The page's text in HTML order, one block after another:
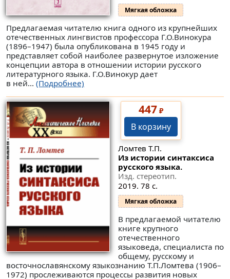
Мягкая обложка
Предлагаемая читателю книга одного из крупнейших
отечественных лингвистов профессора Г.О.Винокура
(1896–1947) была опубликована в 1945 году и
представляет собой наиболее развернутое изложение
концепции автора в отношении истории русского
литературного языка. Г.О.Винокур дает
в ней... (Подробнее)
447₽
В корзину
Ломтев Т.П.
Из истории синтаксиса
русского языка.
Изд. стереотип.
2019. 78 с.
Мягкая обложка
В предлагаемой читателю
книге крупного
отечественного
языковеда, специалиста по
общему, русскому и
восточнославянскому языкознанию Т.П.Ломтева (1906–
1972) прослеживаются процессы развития новых